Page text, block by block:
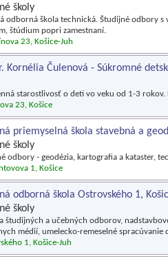
školy
odborná škola technická. Študijné odbory
štúdium popri zamestnaní.
23, Košice-Juh
Kornélia Čulenová - Súkromné
starostlivosť o deti vo veku od 1-3
23, Košice
priemyselná škola stavebná a
školy
odbory - geodézia, kartografia a kataster,
1, Košice
odborná škola Ostrovského 1,
školy
študijných a učebných odborov,
médií, umelecko-remeselné spracúvanie
1, Košice-Juh